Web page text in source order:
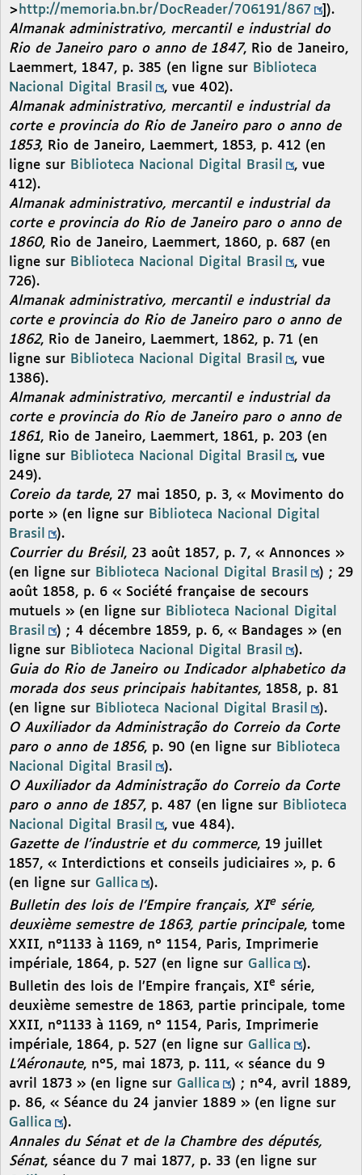
> http://memoria.bn.br/DocReader/706191/867
]).
Almanak administrativo, mercantil e industrial do
Rio de Janeiro paro o anno de 1847, Rio de Janeiro,
Laemmert, 1847, p. 385 (en ligne sur Biblioteca
Nacional Digital Brasil
, vue 402).
Almanak administrativo, mercantil e industrial da
corte e provincia do Rio de Janeiro paro o anno de
1853, Rio de Janeiro, Laemmert, 1853, p. 412 (en
ligne sur Biblioteca Nacional Digital Brasil
, vue
412).
Almanak administrativo, mercantil e industrial da
corte e provincia do Rio de Janeiro paro o anno de
1860, Rio de Janeiro, Laemmert, 1860, p. 687 (en
ligne sur Biblioteca Nacional Digital Brasil
, vue
726).
Almanak administrativo, mercantil e industrial da
corte e provincia do Rio de Janeiro paro o anno de
1862, Rio de Janeiro, Laemmert, 1862, p. 71 (en
ligne sur Biblioteca Nacional Digital Brasil
, vue
1386).
Almanak administrativo, mercantil e industrial da
corte e provincia do Rio de Janeiro paro o anno de
1861, Rio de Janeiro, Laemmert, 1861, p. 203 (en
ligne sur Biblioteca Nacional Digital Brasil
, vue
249).
Coreio da tarde, 27 mai 1850, p. 3, « Movimento do
porte » (en ligne sur Biblioteca Nacional Digital
Brasil
).
Courrier du Brésil, 23 août 1857, p. 7, « Annonces »
(en ligne sur Biblioteca Nacional Digital Brasil
) ; 29
août 1858, p. 6 « Société française de secours
mutuels » (en ligne sur Biblioteca Nacional Digital
Brasil
) ; 4 décembre 1859, p. 6, « Bandages » (en
ligne sur Biblioteca Nacional Digital Brasil
).
Guia do Rio de Janeiro ou Indicador alphabetico da
morada dos seus principais habitantes, 1858, p. 81
(en ligne sur Biblioteca Nacional Digital Brasil
).
O Auxiliador da Administração do Correio da Corte
paro o anno de 1856, p. 90 (en ligne sur Biblioteca
Nacional Digital Brasil
).
O Auxiliador da Administração do Correio da Corte
paro o anno de 1857, p. 487 (en ligne sur Biblioteca
Nacional Digital Brasil
, vue 484).
Gazette de l’industrie et du commerce, 19 juillet
1857, « Interdictions et conseils judiciaires », p. 6
(en ligne sur Gallica
).
Bulletin des lois de l’Empire français, XIe série,
deuxième semestre de 1863, partie principale, tome
XXII, n°1133 à 1169, n° 1154, Paris, Imprimerie
impériale, 1864, p. 527 (en ligne sur Gallica
).
Bulletin des lois de l’Empire français, XIe série,
deuxième semestre de 1863, partie principale, tome
XXII, n°1133 à 1169, n° 1154, Paris, Imprimerie
impériale, 1864, p. 527 (en ligne sur Gallica
).
L’Aéronaute, n°5, mai 1873, p. 111, « séance du 9
avril 1873 » (en ligne sur Gallica
) ; n°4, avril 1889,
p. 86, « Séance du 24 janvier 1889 » (en ligne sur
Gallica
).
Annales du Sénat et de la Chambre des députés,
Sénat, séance du 7 mai 1877, p. 33 (en ligne sur